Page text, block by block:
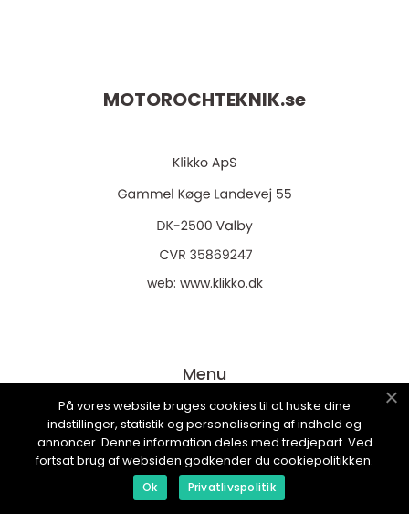
MOTOROCHTEKNIK.se
web: www.klikko.dk
Menu
Annonsering
Om oss
Cookies
På vores website bruges cookies til at huske dine
indstillinger, statistik og personalisering af indhold og
annoncer. Denne information deles med tredjepart. Ved
fortsat brug af websiden godkender du cookiepolitikken.
Ok Privatlivspolitik